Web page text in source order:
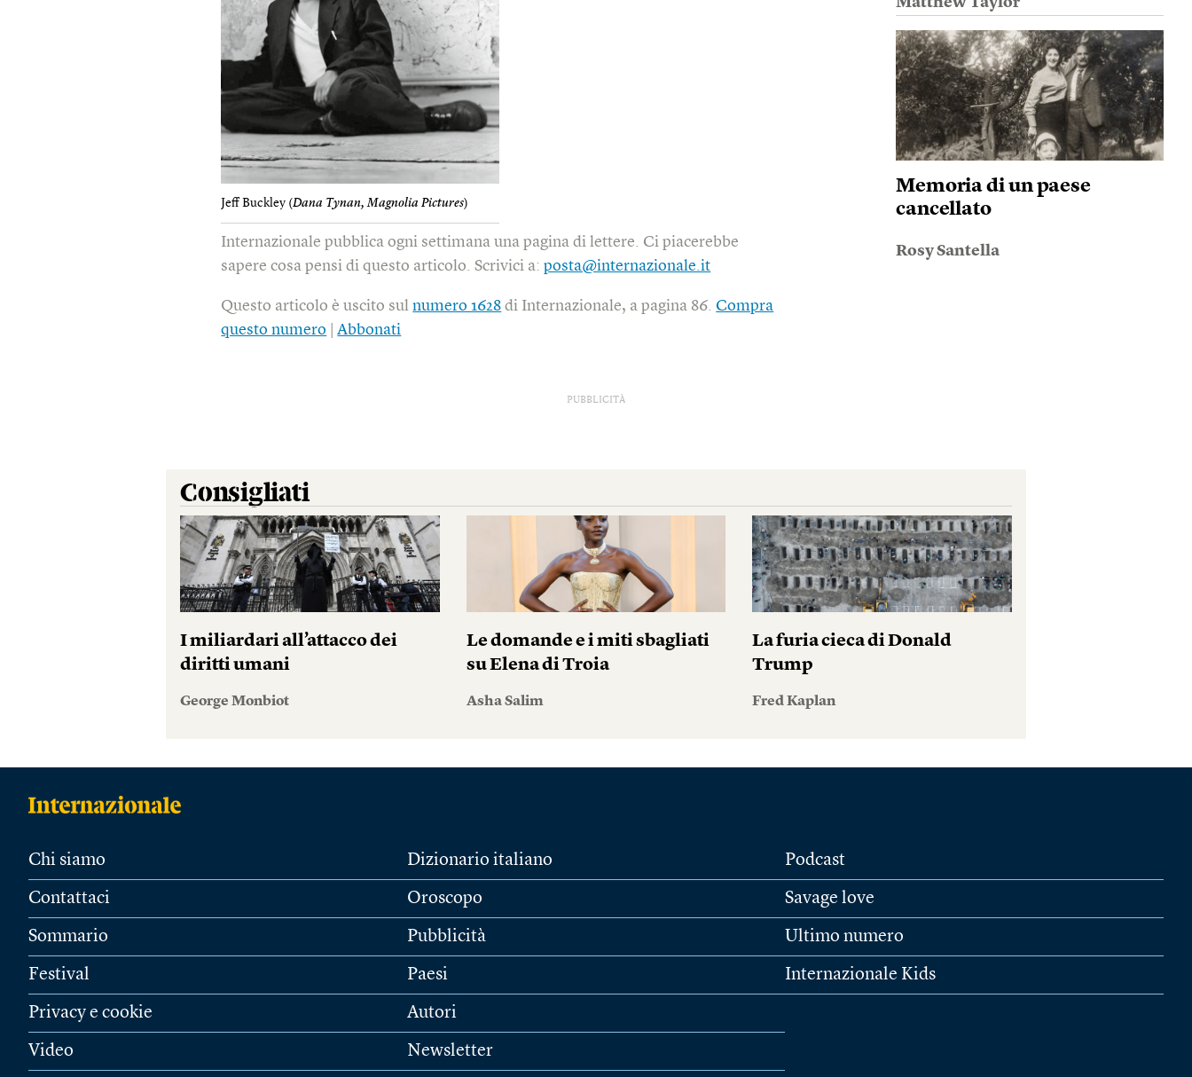
Jeff Buckley (Dana Tynan, Magnolia Pictures)
Internazionale pubblica ogni settimana una pagina di lettere. Ci piacerebbe
sapere cosa pensi di questo articolo. Scrivici a:posta@internazionale.it
Questo articolo è uscito sulnumero 1628 di Internazionale, a pagina 86.Compra
questo numero |Abbonati
Memoria di un paese
cancellato
Rosy Santella
PUBBLICITÀ
Consigliati
I miliardari all’attacco dei
diritti umani
George Monbiot
Le domande e i miti sbagliati
su Elena di Troia
Asha Salim
La furia cieca di Donald
Trump
Fred Kaplan
Chi siamo
Contattaci
Sommario
Festival
Privacy e cookie
Video
Dizionario italiano
Oroscopo
Pubblicità
Paesi
Autori
Newsletter
Podcast
Savage love
Ultimo numero
Internazionale Kids